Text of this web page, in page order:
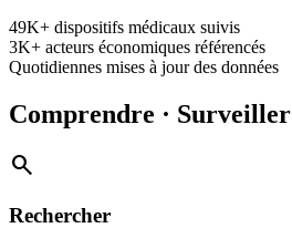
49K+ dispositifs médicaux suivis
3K+ acteurs économiques référencés
Quotidiennes mises à jour des données
Comprendre · Surveiller
search
Rechercher